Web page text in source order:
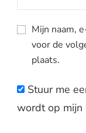
Mijn naam,
voor de
plaats.
Stuur me
wordt op mijn